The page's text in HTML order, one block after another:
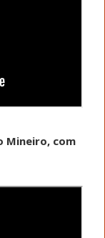
Mineiro, com